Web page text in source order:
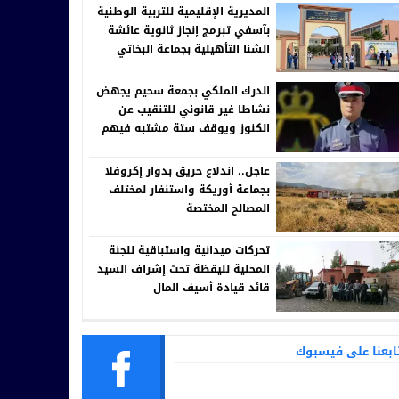
المديرية الإقليمية للتربية الوطنية
بآسفي تبرمج إنجاز ثانوية عائشة
الشنا التأهيلية بجماعة البخاتي
الدرك الملكي بجمعة سحيم يجهض
نشاطا غير قانوني للتنقيب عن
الكنوز ويوقف ستة مشتبه فيهم
عاجل.. اندلاع حريق بدوار إكروفلا
بجماعة أوريكة واستنفار لمختلف
المصالح المختصة
تحركات ميدانية واستباقية للجنة
المحلية لليقظة تحت إشراف السيد
قائد قيادة أسيف المال
على فيسبوك